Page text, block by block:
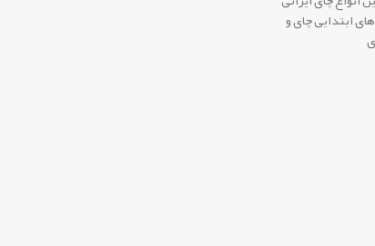
۸۰٪ جوانه‌های ابتدایی چای و